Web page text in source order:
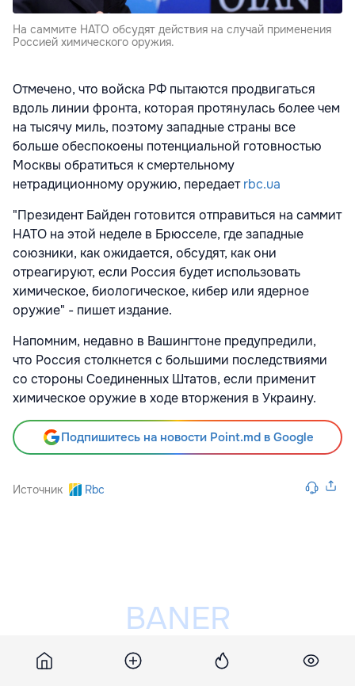
На саммите НАТО обсудят действия на случай применения
Россией химического оружия.
Отмечено, что войска РФ пытаются продвигаться
вдоль линии фронта, которая протянулась более чем
на тысячу миль, поэтому западные страны все
больше обеспокоены потенциальной готовностью
Москвы обратиться к смертельному
нетрадиционному оружию, передаетrbc.ua
"Президент Байден готовится отправиться на саммит
НАТО на этой неделе в Брюсселе, где западные
союзники, как ожидается, обсудят, как они
отреагируют, если Россия будет использовать
химическое, биологическое, кибер или ядерное
оружие" - пишет издание.
Напомним, недавно в Вашингтоне предупредили,
что Россия столкнется с большими последствиями
со стороны Соединенных Штатов, если применит
химическое оружие в ходе вторжения в Украину.
Подпишитесь на новости Point.md в Google
Источник Rbc